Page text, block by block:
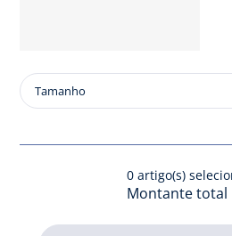
Tamanho
Sapatilhas
em
Tamanho
0artigo(s)
Montante total